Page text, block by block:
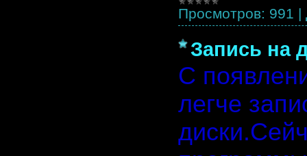
Просмотров: 991 |
Запись на
С
легче